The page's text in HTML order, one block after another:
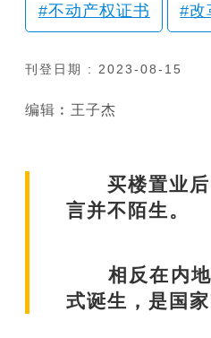
不动产权证书 改
刊登日期 : 2023-08-15
编辑︰王子杰
买楼置业后
言并不陌生。
相反在内地
式诞生，是国